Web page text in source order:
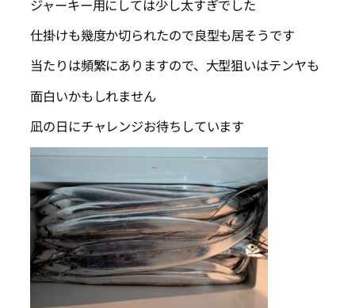
ジャーキー用にしては少し太すぎでした
仕掛けも幾度か切られたので良型も居そうです
当たりは頻繁にありますので、大型狙いはテンヤも
面白いかもしれません
凪の日にチャレンジお待ちしています